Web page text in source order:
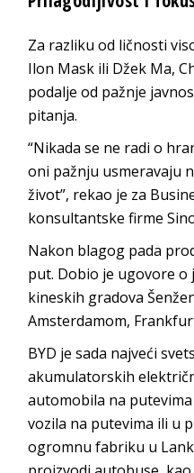
Za razliku od ličnosti
Ilon Mask ili Džek Ma,
podalje od pažnje
pitanja.
“Nikada se ne radi o
oni pažnju usmeravaju
život”, rekao je za
konsultantske firme
Nakon blagog pada
put. Dobio je ugovore o
kineskih gradova
Amsterdamom,
BYD je sada najveći
akumulatorskih
automobila na
vozila na putevima ili u
ogromnu fabriku u